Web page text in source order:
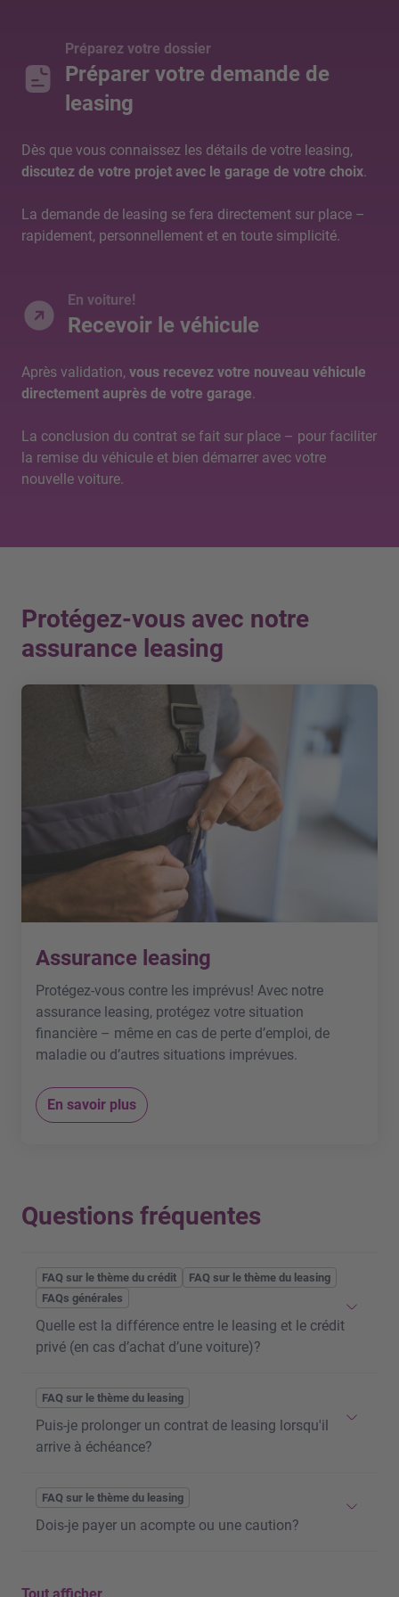
Préparez votre dossier
Préparer votre demande de
leasing
Dès que vous connaissez les détails de votre leasing,
discutez de votre projet avec le garage de votre choix.
La demande de leasing se fera directement sur place –
rapidement, personnellement et en toute simplicité.
En voiture!
Recevoir le véhicule
Après validation, vous recevez votre nouveau véhicule
directement auprès de votre garage.
La conclusion du contrat se fait sur place – pour faciliter
la remise du véhicule et bien démarrer avec votre
nouvelle voiture.
Protégez-vous avec notre
assurance leasing
Assurance leasing
Protégez-vous contre les imprévus! Avec notre
assurance leasing, protégez votre situation
financière – même en cas de perte d’emploi, de
maladie ou d’autres situations imprévues.
En savoir plus
Questions fréquentes
FAQ sur le thème du crédit
FAQ sur le thème du leasing
FAQs générales
Quelle est la différence entre le leasing et le crédit
privé (en cas d’achat d’une voiture)?
Avec le produit deleasing
une mensualité pour l’utilisation du véhicule
pendant toute la durée du contrat, comme pour la
à partir du prix d’achat au comptant, du kilométrage
annuel, de la durée du leasing, du taux d’intérêt de
être restitué au concessionnaire ou peut être acheté
FAQ sur le thème du leasing
Puis-je prolonger un contrat de leasing lorsqu'il
arrive à échéance?
Dans la plupart des cas, un contrat de
être prolongé à des conditions avantageuses. Avant
FAQ sur le thème du leasing
Dois-je payer un acompte ou une caution?